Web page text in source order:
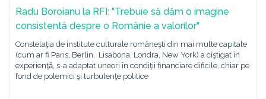
Radu Boroianu la RFI: "Trebuie să dăm o imagine
consistentă despre o Românie a valorilor"
Constelaţia de institute culturale româneşti din mai multe capitale
(cum ar fi Paris, Berlin, Lisabona, Londra, New York) a cîştigat în
experienţǎ, s-a adaptat uneori în condiţii financiare dificile, chiar pe
fond de polemici şi turbulenţe politice